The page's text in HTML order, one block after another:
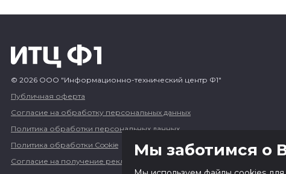
© 2026 ООО "Информационно-технический центр Ф1"
Публичная оферта
Согласие на обработку персональных данных
Политика обработки персональных данных
Политика обработки Cookie
Согласие на получение рекламных и информационных сообщений
Мы заботимся о